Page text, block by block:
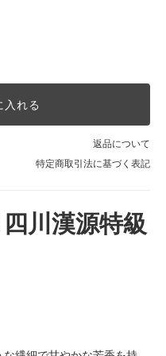
入れる
返品について
特定商取引法に基づく表記
川漢源特級